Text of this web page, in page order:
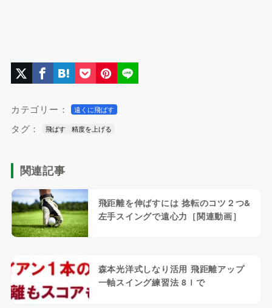
カテゴリー： 遠くに飛ばす
タグ： 飛ばす 精度を上げる
関連記事
飛距離を伸ばすには 捻転のコツ２つ&
左手スイングで遠心力［関連動画］
森本光洋式しなり活用 飛距離アップ
一軸スイング練習法 8Ｉで